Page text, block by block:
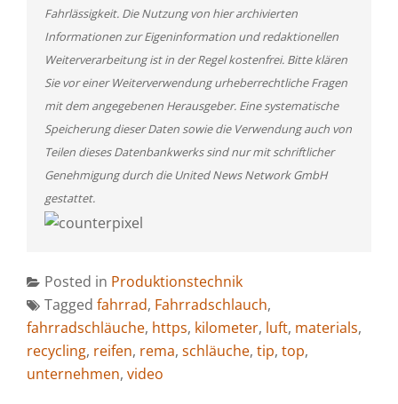
Fahrlässigkeit. Die Nutzung von hier archivierten
Informationen zur Eigeninformation und redaktionellen
Weiterverarbeitung ist in der Regel kostenfrei. Bitte klären
Sie vor einer Weiterverwendung urheberrechtliche Fragen
mit dem angegebenen Herausgeber. Eine systematische
Speicherung dieser Daten sowie die Verwendung auch von
Teilen dieses Datenbankwerks sind nur mit schriftlicher
Genehmigung durch die United News Network GmbH
gestattet.
Posted in Produktionstechnik
Tagged fahrrad, Fahrradschlauch,
fahrradschläuche, https, kilometer, luft, materials,
recycling, reifen, rema, schläuche, tip, top,
unternehmen, video